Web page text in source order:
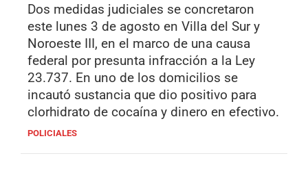
Dos medidas judiciales se concretaron
este lunes 3 de agosto en Villa del Sur y
Noroeste III, en el marco de una causa
federal por presunta infracción a la Ley
23.737. En uno de los domicilios se
incautó sustancia que dio positivo para
clorhidrato de cocaína y dinero en efectivo.
POLICIALES